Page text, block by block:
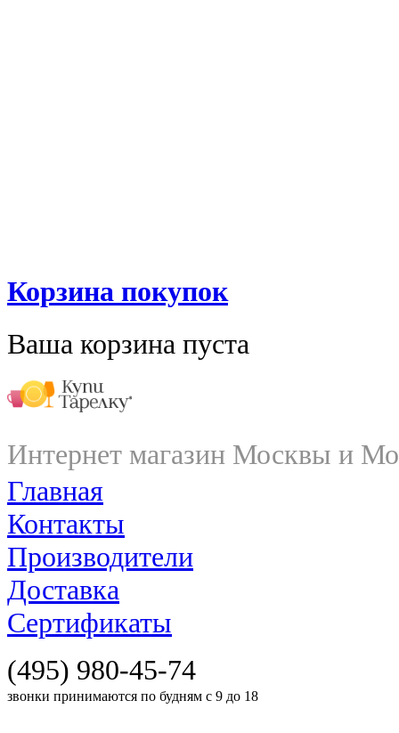
Корзина покупок
Ваша корзина пуста
Интернет магазин Москвы и
Главная
Контакты
Производители
Доставка
Сертификаты
(495) 980-45-74
звонки принимаются по будням с 9 до 18